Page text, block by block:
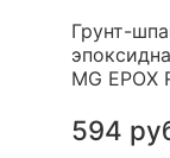
Грунт-
MG EPOX
594